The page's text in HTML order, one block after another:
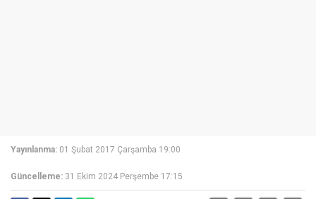
Yayınlanma: 01 Şubat 2017 Çarşamba 19:00
Güncelleme: 31 Ekim 2024 Perşembe 17:15